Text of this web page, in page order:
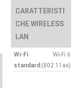
CARATTERISTI
CHE WIRELESS
LAN
Wi-Fi
standard:
Wi-Fi 6
(802.11ax)